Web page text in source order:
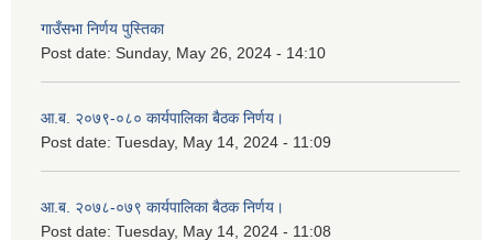
गाउँसभा निर्णय पुस्तिका
Post date: Sunday, May 26, 2024 - 14:10
आ.ब. २०७९-०८० कार्यपालिका बैठक निर्णय।
Post date: Tuesday, May 14, 2024 - 11:09
आ.ब. २०७८-०७९ कार्यपालिका बैठक निर्णय।
Post date: Tuesday, May 14, 2024 - 11:08